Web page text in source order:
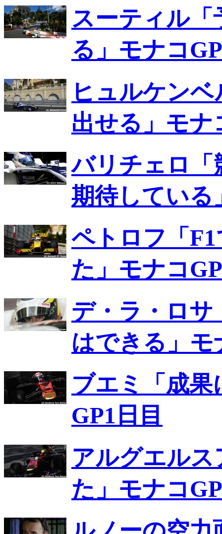
スーティル「
る」モナコ
ヒュルケン
出せる」モナ
バリチェロ「
期待している
ペトロフ「
た」モナコ
デ・ラ・ロ
はできる」モ
ブエミ「成
GP1日目
アルグエル
た」モナコ